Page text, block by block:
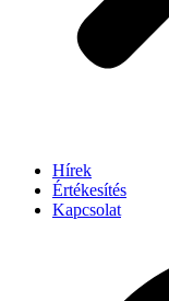
Hírek
Értékesítés
Kapcsolat